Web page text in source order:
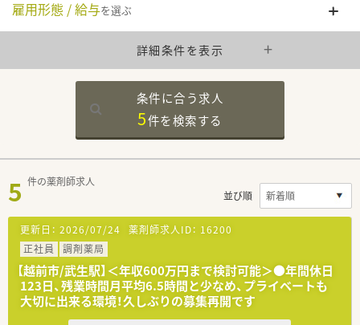
雇用形態 / 給与を選ぶ
詳細条件を表示
条件に合う求人
5件を検索する
5 件の薬剤師求人
並び順
更新日： 2026/07/24 薬剤師求人ID： 16200
正社員
調剤薬局
【越前市/武生駅】＜年収600万円まで検討可能＞●年間休日
123日、残業時間月平均6.5時間と少なめ、プライベートも
大切に出来る環境！久しぶりの募集再開です